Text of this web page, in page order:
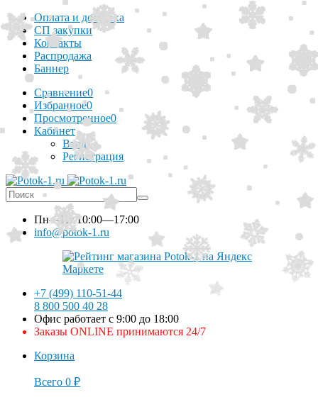
Оплата и доставка
СП закупки
Контакты
Распродажа
Баннер
Сравнение0
Избранное0
Просмотренное0
Кабинет
Вход
Регистрация
Пн—Пт10:00—17:00
info@potok-1.ru
+7 (499) 110-51-44
8 800 500 40 28
Офис работает с 9:00 до 18:00
Заказы ONLINE принимаются 24/7
Корзина
Всего 0 ₽